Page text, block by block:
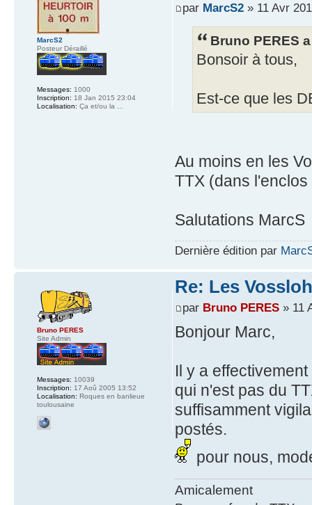
par MarcS2» 11 Avr
Bruno PERES
Bonsoir à tous,
Est-ce que les
Au moins en les
TTX (dans
Salutations MarcS
Dernière édition par
MarcS2
Posteur Déraillé
Messages: 1000
Inscription: 18 Jan 2015 23:04
Localisation: Ça et/ou la ...
Re: Les
par Bruno PERES» 11
Bonjour Marc,
Il y a
qui n'est pas du
suffisamment
postés.
pour nous,
Amicalement
Bruno PERES
Site Admin
Messages: 10039
Inscription: 17 Aoû 2005 13:52
Localisation: Roques en banlieue
toulousaine